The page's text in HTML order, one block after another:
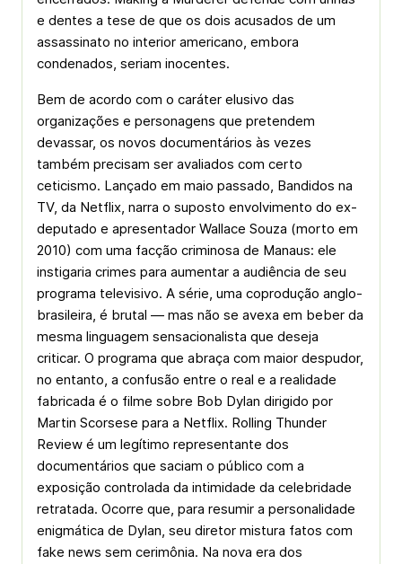
e dentes a tese de que os dois acusados de um
assassinato no interior americano, embora
condenados, seriam inocentes.
Bem de acordo com o caráter elusivo das
organizações e personagens que pretendem
devassar, os novos documentários às vezes
também precisam ser avaliados com certo
ceticismo. Lançado em maio passado, Bandidos na
TV, da Netflix, narra o suposto envolvimento do ex-
deputado e apresentador Wallace Souza (morto em
2010) com uma facção criminosa de Manaus: ele
instigaria crimes para aumentar a audiência de seu
programa televisivo. A série, uma coprodução anglo-
brasileira, é brutal — mas não se avexa em beber da
mesma linguagem sensacionalista que deseja
criticar. O programa que abraça com maior despudor,
no entanto, a confusão entre o real e a realidade
fabricada é o filme sobre Bob Dylan dirigido por
Martin Scorsese para a Netflix. Rolling Thunder
Review é um legítimo representante dos
documentários que saciam o público com a
exposição controlada da intimidade da celebridade
retratada. Ocorre que, para resumir a personalidade
enigmática de Dylan, seu diretor mistura fatos com
fake news sem cerimônia. Na nova era dos